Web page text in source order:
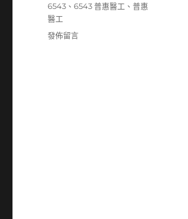
期:
標
籤
6543 、6543 普惠醫工 、普惠
醫工
在
發佈留言